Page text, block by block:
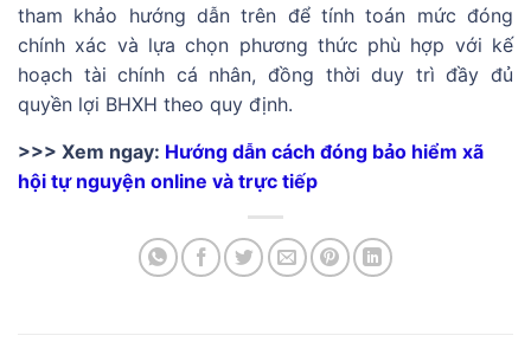
tham khảo hướng dẫn trên để tính toán mức đóng
chính xác và lựa chọn phương thức phù hợp với kế
hoạch tài chính cá nhân, đồng thời duy trì đầy đủ
quyền lợi BHXH theo quy định.
>>> Xem ngay: Hướng dẫn cách đóng bảo hiểm xã
hội tự nguyện online và trực tiếp